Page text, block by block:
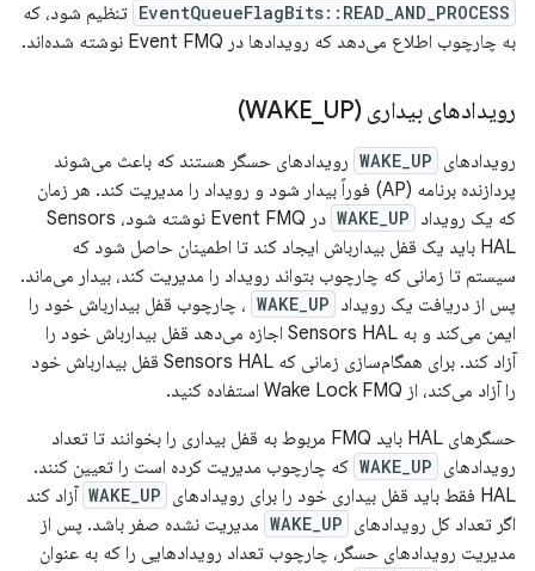
EventQueueFlagBits::READ_AND_PROCESS تنظیم شود، که
به چارچوب اطلاع می‌دهد که رویدادها در Event FMQ نوشته شده‌اند.
رویدادهای بیداری (WAKEUP)
رویدادهای WAKE_UP رویدادهای حسگر هستند که باعث می‌شوند
پردازنده برنامه (AP) فوراً بیدار شود و رویداد را مدیریت کند. هر زمان
که یک رویداد WAKE_UP
در Event FMQ نوشته شود، Sensors
HAL باید یک قفل بیدارباش ایجاد کند تا اطمینان حاصل شود که
سیستم تا زمانی که چارچوب بتواند رویداد را مدیریت کند، بیدار می‌ماند.
پس از دریافت یک رویداد WAKE_UP ، چارچوب قفل بیدارباش خود را
ایمن می‌کند و به Sensors HAL اجازه می‌دهد قفل بیدارباش خود را
آزاد کند. برای همگام‌سازی زمانی که Sensors HAL قفل بیدارباش خود
را آزاد می‌کند، از Wake Lock FMQ استفاده کنید.
حسگرهای HAL باید FMQ مربوط به قفل بیداری را بخوانند تا تعداد
رویدادهای WAKE_UP که چارچوب مدیریت کرده است را تعیین کنند.
HAL فقط باید قفل بیداری خود را برای رویدادهای
WAKE_UP آزاد کند
اگر تعداد کل رویدادهای WAKE_UP مدیریت نشده صفر باشد. پس از
مدیریت رویدادهای حسگر، چارچوب تعداد رویدادهایی را که به عنوان